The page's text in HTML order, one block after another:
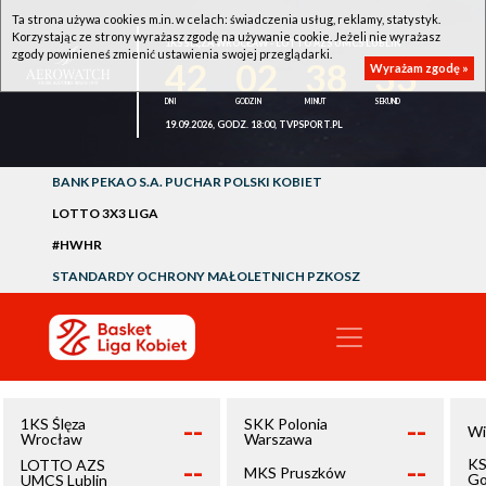
1KS ŚLĘZA WROCŁAW - LOTTO AZS UMCS LUBLIN
32
19.09.2026, GODZ. 18:00, TVPSPORT.PL
BANK PEKAO S.A. PUCHAR POLSKI KOBIET
LOTTO 3X3 LIGA
#HWHR
STANDARDY OCHRONY MAŁOLETNICH PZKOSZ
1KS Ślęza
Wrocław
--
LOTTO AZS
UMCS Lublin
--
SKK Polonia
Warszawa
--
MKS Pruszków --
Ta strona używa cookies m.in. w celach: świadczenia usług, reklamy, statystyk.
Korzystając ze strony wyrażasz zgodę na używanie cookie. Jeżeli nie wyrażasz
zgody powinieneś zmienić ustawienia swojej przeglądarki.
Wyrażam zgodę »